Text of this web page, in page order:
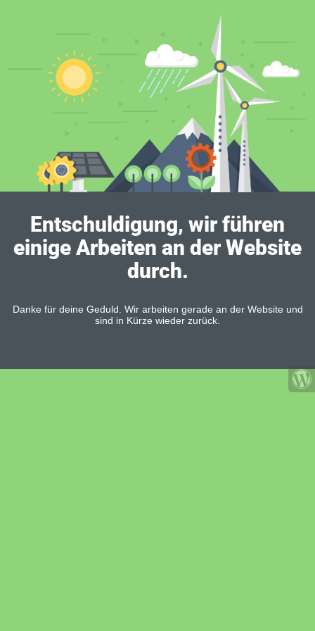
Entschuldigung, wir führen
einige Arbeiten an der Website
durch.
Danke für deine Geduld. Wir arbeiten gerade an der Website und
sind in Kürze wieder zurück.